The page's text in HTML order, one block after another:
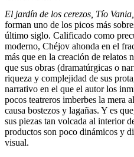
El jardín de los cerezos, Tío
forman uno de los picos más
último siglo. Calificado como
moderno, Chéjov ahonda en el
más que en la creación de relatos
que sus obras (dramatúrgicas o
riqueza y complejidad de sus
narrativo en el que el autor los
pocos teatreros imberbes la mera
causa bostezos y lagañas. Y es
sus piezas tan volcada al interior
productos son poco dinámicos y
visual.